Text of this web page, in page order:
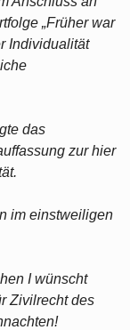
„Früher war
Individualität
das
zur hier
im einstweiligen
I wünscht
Zivilrecht des